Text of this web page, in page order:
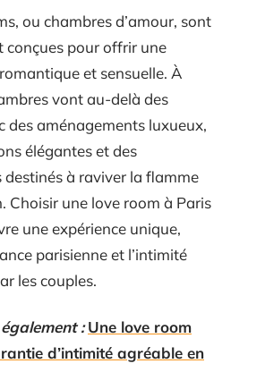
ou chambres d’amour, sont
conçues pour offrir une
et sensuelle. À
vont au-delà des
des aménagements luxueux,
élégantes et des
destinés à raviver la flamme
Choisir une love room à Paris
une expérience unique,
parisienne et l’intimité
les couples.
: Une love room
d’intimité agréable en